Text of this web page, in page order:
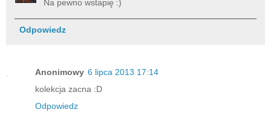
Na pewno wstapię :)
Odpowiedz
Anonimowy 6 lipca 2013 17:14
kolekcja zacna :D
Odpowiedz